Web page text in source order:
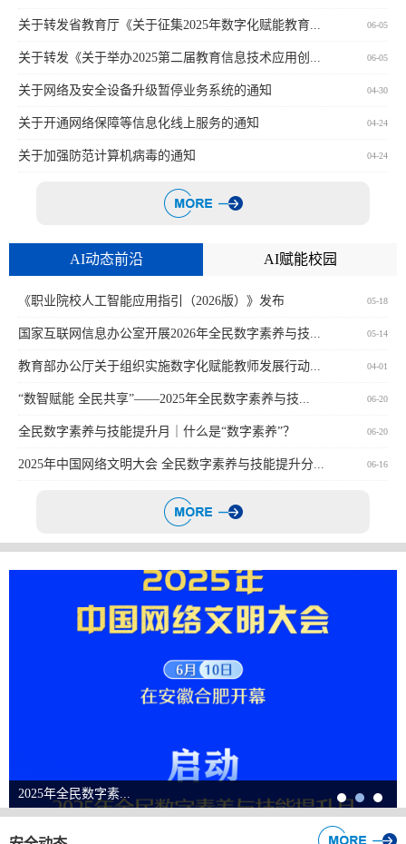
06-05
关于转发省教育厅《关于征集2025年数字化赋能教育...
06-05
关于转发《关于举办2025第二届教育信息技术应用创...
04-30
关于网络及安全设备升级暂停业务系统的通知
04-24
关于开通网络保障等信息化线上服务的通知
04-24
关于加强防范计算机病毒的通知
AI动态前沿 AI赋能校园
05-18
《职业院校人工智能应用指引（2026版）》发布
05-14
国家互联网信息办公室开展2026年全民数字素养与技...
04-01
教育部办公厅关于组织实施数字化赋能教师发展行动...
06-20
“数智赋能 全民共享”——2025年全民数字素养与技...
06-20
全民数字素养与技能提升月｜什么是“数字素养”？
06-16
2025年中国网络文明大会 全民数字素养与技能提升分...
2025年全民数字素...